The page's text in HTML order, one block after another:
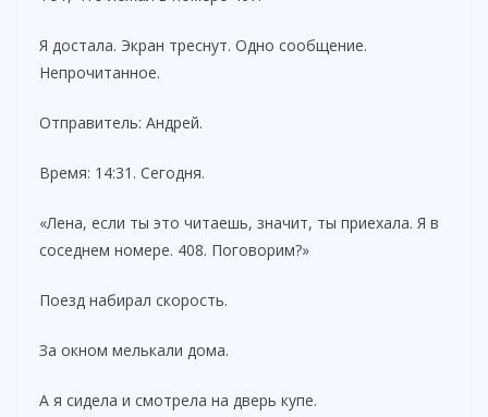
Я достала. Экран треснут. Одно сообщение.
Непрочитанное.
Отправитель: Андрей.
Время: 14:31. Сегодня.
«Лена, если ты это читаешь, значит, ты приехала. Я в
соседнем номере. 408. Поговорим?»
Поезд набирал скорость.
За окном мелькали дома.
А я сидела и смотрела на дверь купе.